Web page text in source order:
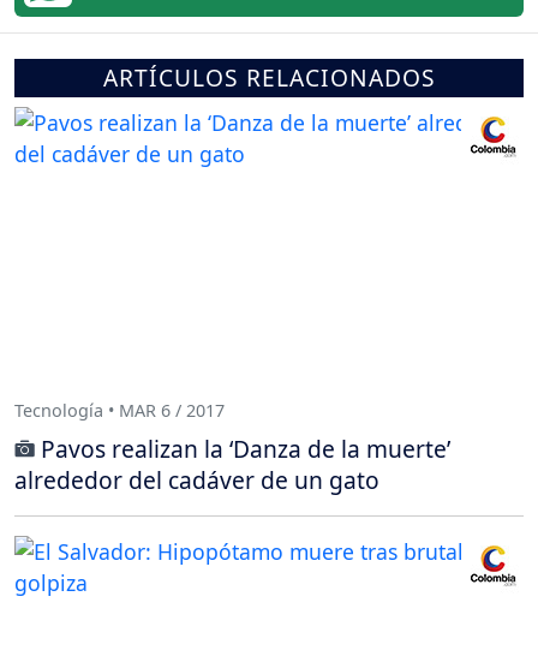
ARTÍCULOS RELACIONADOS
Tecnología • MAR 6 / 2017
Pavos realizan la ‘Danza de la muerte’
alrededor del cadáver de un gato